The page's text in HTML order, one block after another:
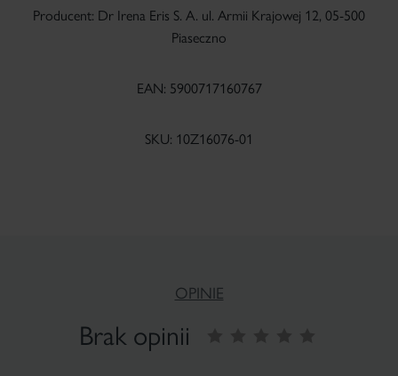
Producent: Dr Irena Eris S. A. ul. Armii Krajowej 12, 05-500
Piaseczno
EAN: 5900717160767
SKU: 10Z16076-01
OPINIE
Brak opinii